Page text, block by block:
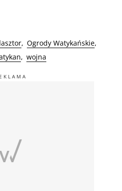
Ogrody Watykańskie
wojna